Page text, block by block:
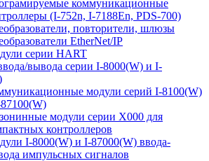
коммуникационные
(I-752n, I-7188En, PDS-700)
повторители, шлюзы
EtherNet/IP
серии HART
вывода серии I-8000(W) и I-
модули серий I-8100(W)
модули серии X000 для
контроллеров
I-8000(W) и I-87000(W) ввода-
импульсных сигналов